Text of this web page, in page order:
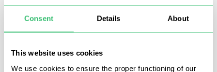
Consent Details About
This website uses cookies
We use cookies to ensure the proper functioning of our
프록시 서버는 양호한 경우에만 웹사이트 차단을 해
제하기 때문에 적절한 옵션을 찾으려면 신뢰할 수 있
는 업체를 선택하는 것이 필수적입니다. 안정적인 성
록시 구매를 진행하는 것이 중요합니다. 프록시 서버
는 여러 위치에 걸쳐 광범위한 서버 네트워크를 유지